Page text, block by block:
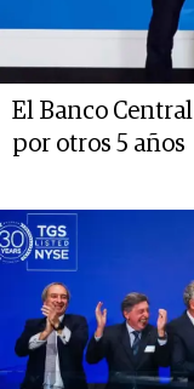
El Banco
por otros 5 años